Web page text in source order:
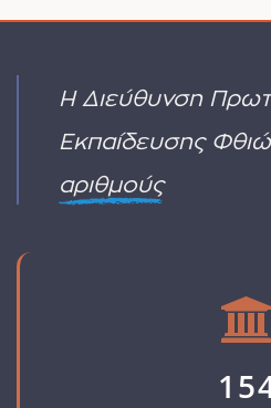
σε
όπως
πυρκαγιές
στο
ΥΑ
ΠΡΟΣΚΛΗΣΗΣ
ΓΙΑ
ΑΙΤΗΣΗ
ΔΙΟΡΙΣΜΟΥ
Η Διεύθυνση
Εκπαίδευσης
αριθμούς